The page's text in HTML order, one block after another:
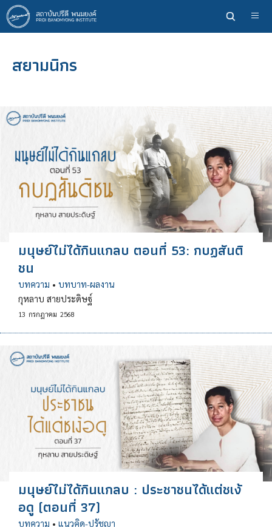
ข้าม
ไป
ยัง
หลักสยามนิกร
มนุษย์ไม่ได้กินแกลบ ตอนที่ 53: กบฏสันติ
ชน
บทความ • บทบาท-ผลงาน
กุหลาบ สายประดิษฐ์
13 กรกฎาคม 2568
มนุษย์ไม่ได้กินแกลบ : ประชาชนได้แต่ชเง้
อดู (ตอนที่ 37)
บทความ • แนวคิด-ปรัชญา